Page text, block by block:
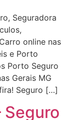
Seguradora
online nas
e Porto
Porto Seguro
Gerais MG
Seguro […]
Seguro